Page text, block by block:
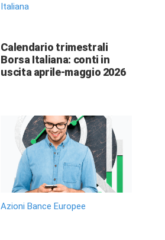
Italiana
Calendario trimestrali
Borsa Italiana: conti in
uscita aprile-maggio 2026
Azioni Bance Europee